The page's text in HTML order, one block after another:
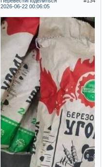
2026-06-22 00:06:05